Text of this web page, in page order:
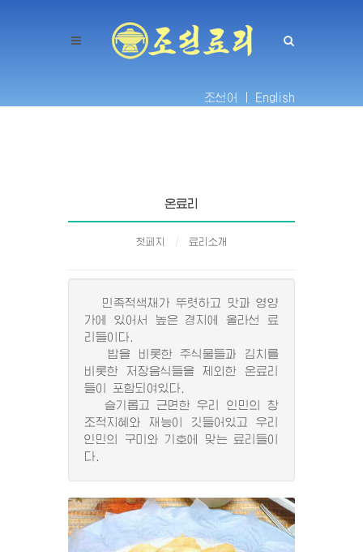
조선어 | English
온료리
첫페지 료리소개
민족적색채가 뚜렷하고 맛과 영양
가에 있어서 높은 경지에 올라선 료
리들이다.
밥을 비롯한 주식물들과 김치를
비롯한 저장음식들을 제외한 온료리
들이 포함되여있다.
슬기롭고 근면한 우리 인민의 창
조적지혜와 재능이 깃들어있고 우리
인민의 구미와 기호에 맞는 료리들이
다.